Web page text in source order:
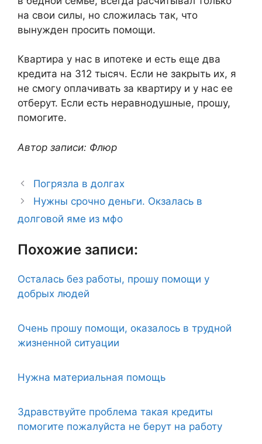
на свои силы, но сложилась так, что
вынужден просить помощи.
Квартира у нас в ипотеке и есть еще два
кредита на 312 тысяч. Если не закрыть их, я
не смогу оплачивать за квартиру и у нас ее
отберут. Если есть неравнодушные, прошу,
помогите.
Автор записи: Флюр
Погрязла в долгах
Нужны срочно деньги. Окзалась в
долговой яме из мфо
Похожие записи:
Осталась без работы, прошу помощи у
добрых людей
Очень прошу помощи, оказалось в трудной
жизненной ситуации
Нужна материальная помощь
Здравствуйте проблема такая кредиты
помогите пожалуйста не берут на работу